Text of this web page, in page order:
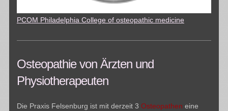
PCOM Philadelphia College of osteopathic medicine
Osteopathie von Ärzten und
Physiotherapeuten
Die Praxis Felsenburg ist mit derzeit 3 Osteopathen eine